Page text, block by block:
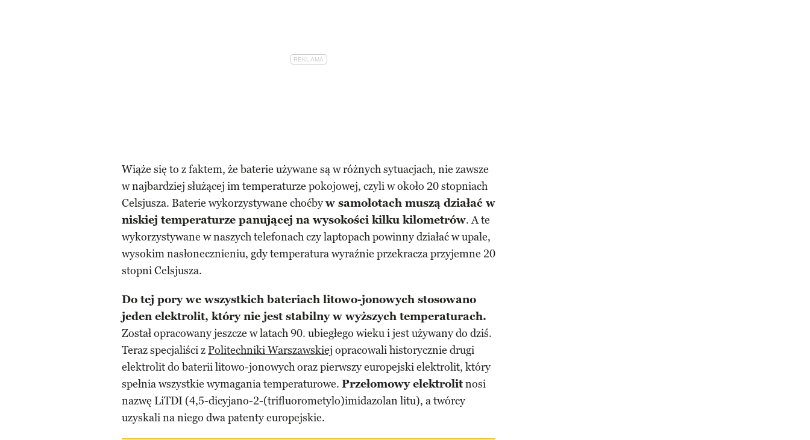
Wiąże się to z faktem, że baterie używane są w różnych sytuacjach, nie zawsze
w najbardziej służącej im temperaturze pokojowej, czyli w około 20 stopniach
Celsjusza. Baterie wykorzystywane choćbyw samolotach muszą działać w
niskiej temperaturze panującej na wysokości kilku kilometrów. A te
wykorzystywane w naszych telefonach czy laptopach powinny działać w upale,
wysokim nasłonecznieniu, gdy temperatura wyraźnie przekracza przyjemne 20
stopni Celsjusza.
Do tej pory we wszystkich bateriach litowo-jonowych stosowano
jeden elektrolit, który nie jest stabilny w wyższych temperaturach.
Został opracowany jeszcze w latach 90. ubiegłego wieku i jest używany do dziś.
Teraz specjaliści zPolitechniki Warszawskiej opracowali historycznie drugi
elektrolit do baterii litowo-jonowych oraz pierwszy europejski elektrolit, który
spełnia wszystkie wymagania temperaturowe. Przełomowy elektrolitnosi
nazwę LiTDI (4,5-dicyjano-2-(trifluorometylo)imidazolan litu), a twórcy
uzyskali na niego dwa patenty europejskie.